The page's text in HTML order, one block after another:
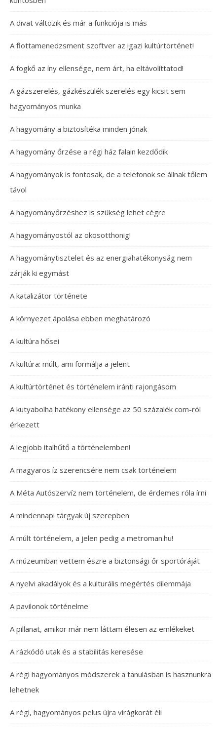
A divat változik és már a funkciója is más
A flottamenedzsment szoftver az igazi kultúrtörténet!
A fogkő az íny ellensége, nem árt, ha eltávolíttatod!
A gázszerelés, gázkészülék szerelés egy kicsit sem
hagyományos munka
A hagyomány a biztosítéka minden jónak
A hagyomány őrzése a régi ház falain kezdődik
A hagyományok is fontosak, de a telefonok se állnak tőlem
távol
A hagyományőrzéshez is szükség lehet cégre
A hagyományostól az okosotthonig!
A hagyománytisztelet és az energiahatékonyság nem
zárják ki egymást
A katalizátor története
A környezet ápolása ebben meghatározó
A kultúra hősei
A kultúra: múlt, ami formálja a jelent
A kultúrtörténet és történelem iránti rajongásom
A kutyabolha hatékony ellensége az 50 százalék com-ról
érkezett
A legjobb italhűtő a történelemben!
A magyaros íz szerencsére nem csak történelem
A Méta Autószervíz nem történelem, de érdemes róla írni
A mindennapi tárgyak új szerepben
A múlt történelem, a jelen pedig a metroman.hu!
A múzeumban vettem észre a biztonsági őr sportóráját
A nyelvi akadályok és a kulturális megértés dilemmája
A pavilonok történelme
A pillanat, amikor már nem láttam élesen az emlékeket
A rázkódó utak és a stabilitás keresése
A régi hagyományos módszerek a tanulásban is hasznunkra
lehetnek
A régi, hagyományos pelus újra virágkorát éli